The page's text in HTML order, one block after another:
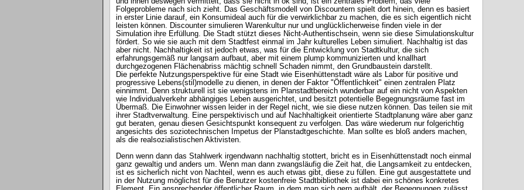
Folgeprobleme nach sich zieht. Das Geschäftsmodell von Discountern spielt dort hinein, denn es basiert
in erster Linie darauf, ein Konsumideal auch für die verwirklichbar zu machen, die es sich eigentlich nicht
leisten können. Discounter simulieren Warenkultur nur und unglücklicherweise finden viele in der
Simulation ihre Erfüllung. Die Stadt stützt dieses Nicht-Authentischsein, wenn sie diese Simulationskultur
fördert. So wie sie auch mit dem Stadtfest einmal im Jahr kulturelles Leben simuliert. Nachhaltig ist das
aber nicht. Nachhaltigkeit ist jedoch etwas, was für die Entwicklung von Stadtkultur, die sich
erfahrungsgemäß nur langsam aufbaut, aber mit einem plump kommunizierten und knallhart
durchgezogenen Flächenabriss mächtig schnell Schaden nimmt, den Grundbaustein darstellt.
Die perfekte Nutzungsperspektive für eine Stadt wie Eisenhüttenstadt wäre als Labor für positive und
progressive Lebens(stil)modelle zu dienen, in denen der Faktor "Öffentlichkeit" einen zentralen Platz
einnimmt. Denn strukturell ist sie wenigstens im Planstadtbereich wunderbar auf ein nicht von Aspekten
wie Individualverkehr abhängiges Leben ausgerichtet, und besitzt potentielle Begegnungsräume fast im
Übermaß. Die Einwohner wissen leider in der Regel nicht, wie sie diese nutzen können. Das teilen sie mit
ihrer Stadtverwaltung. Eine perspektivisch und auf Nachhaltigkeit orientierte Stadtplanung wäre aber ganz
gut beraten, genau diesen Gesichtspunkt konsequent zu verfolgen. Das wäre wiederum nur folgerichtig
angesichts des soziotechnischen Impetus der Planstadtgeschichte. Man sollte es bloß anders machen,
als die realsozialistischen Aktivisten.
Denn wenn dann das Stahlwerk irgendwann nachhaltig stottert, bricht es in Eisenhüttenstadt noch einmal
ganz gewaltig und anders um. Wenn man dann zwangsläufig die Zeit hat, die Langsamkeit zu entdecken,
ist es sicherlich nicht von Nachteil, wenn es auch etwas gibt, diese zu füllen. Eine gut ausgestattete und
in der Nutzung möglichst für die Benutzer kostenfreie Stadtbibliothek ist dabei ein schönes konkretes